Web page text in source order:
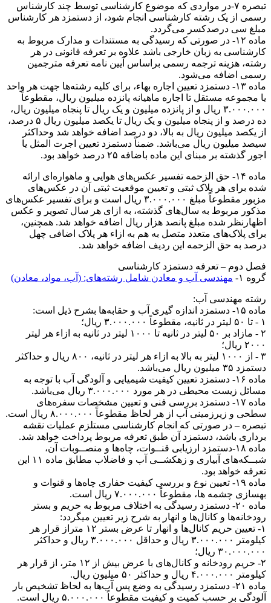
تبصره ۷-در مواردی که موضوع کارشناسی توسط چند کارشناس
رسمی از یک رشته کارشناسی انجام شود، از دستمزد هر کارشناس
مبلغ سی درصدکسر می‌گردد.
ماده ۱۲- در صورتی که رسیدگی به مستندات و مدارک مربوط به
کارشناسی به زبان خارجی باشد علاوه بر تعرفه قانونی در هر
رشته، هزینه ترجمه رسمی براساس آیین نامه تعرفه مترجمین
رسمی اضافه می‌شود.
ماده ۱۳- دستمزد تعیین اجاره بهاء، برای کلیه رشته‌ها جهت هر واحد
یا مجموعه مستقل تا اجاره ماهیانه پانزده میلیون ریال، مقطوعاً
۳.۰۰۰.۰۰۰ ریال و از پانزده میلیون و یک ریال تا پنجاه میلیون ریال،
ده درصد و از پنجاه میلیون و یک ریال تا یکصد میلیون ریال ۵ درصد،
از یکصد میلیون ریال به بالا، دو درصد اضافه خواهد شد وحداکثر
سیصد میلیون ریال می‌باشد. ضمناً دستمزد تعیین اجرت المثل یا
اجور گذشته بر مبنای این ماده باضافه ۲۵ درصد خواهد بود.
ماده ۱۴- حق الزحمه تفسیر عکس‌های هوايی و ماهواره‌ای ارائه
شده برای هر پلاک ثبتی و تعیین موقعیت ثبتی آن در عکس‌های
مزبور مقطوعاً مبلغ ۳.۰۰۰.۰۰۰ ریال است و برای تفسیر عکس‌های
مذکور مربوط به سال‌های گذشته، به ازای هر سال تصویر و عکس
اظهارنظر شده مبلغ پانصد هزار ریال اضافه خواهد شد. همچنین،
برای پلاک‌های متعدد متصل به هم به ازاء هر پلاک اضافی چهل
درصد به حق الزحمه این ردیف اضافه خواهد شد.
فصل دوم – تعرفه دستمزد کارشناسی
گروه ۱-
مهندسی آب و معادن شامل رشته‌های: (آب، مواد، معادن)
رشته مهندسی آب:
ماده ۱۵- دستمزد اندازه گیری آب و حقابه‌ها بشرح ذیل است:
۱ - تا ۵۰ لیتر در ثانیه، مقطوعاً ۳.۰۰۰.۰۰۰ ریال؛
۲ - مازاد بر ۵۰ لیتر در ثانیه تا ۱۰۰۰ لیتر در ثانیه به ازاء هر لیتر
۲۰۰۰ ریال؛
۳ - از ۱۰۰۰ لیتر به بالا به ازاء هر لیتر در ثانیه، ۸۰۰ ریال و حداکثر
دستمزد ۳۵ میلیون ریال می‌باشد.
ماده ۱۶- دستمزد تعیین کیفیت شیمیایی و آلودگی آب با توجه به
مسائل زیست محیطی در هر مورد ۳.۰۰۰.۰۰۰ ریال می‌باشد.
ماده ۱۷- دستمزد بررسی فنی و تعیین مشخصات سفره‌های
سطحی و زیرزمینی آب از هر لحاظ مقطوعاً ۸.۰۰۰.۰۰۰ ریال است.
تبصره – در صورتی که انجام کارشناسی مستلزم عملیات نقشه
برداری باشد، دستمزد آن طبق تعرفه مربوط پرداخت خواهد شد.
ماده ۱۸-دستمزد ارزیابی قنــوات، چاه‌ها و منصــوبات آن،
شبــکه‌های آبیاری و زهکشــی آب و فاضلاب مطابق ماده ۱۱ این
تعرفه خواهد بود.
ماده ۱۹- تعیین نوع و بررسی کیفیت حفاری چاه‌ها و قنوات و
بهسازی چشمه ها، مقطوعاً ۷.۰۰۰.۰۰۰ ریال است.
ماده ۲۰- دستمزد رسیدگی به اختلاف مربوط به حریم و بستر
رودخانه‌ها و کانال‌ها و انهار به شرح زیر تعیین میگردد:
۱- تعیین حریم کانال‌ها و انهار تا عرض بستر ۱۲ متراز قرار هر
کیلومتر ۳.۰۰۰.۰۰۰ ریال و حداقل ۳.۰۰۰.۰۰۰ ریال و حداکثر
۳۰.۰۰۰.۰۰۰ ریال؛
۲- حریم رودخانه و کانال‌های با عرض بیش از ۱۲ متر، از قرار هر
کیلومتر ۴.۰۰۰.۰۰۰ ریال و حداکثر ۵۰ میلیون ریال.
ماده ۲۱- دستمزد رسیدگی به وضع پس آب‌ها به لحاظ تشخیص بار
آلودگی بر حسب کمیت و کیفیت مقطوعاً ۵.۰۰۰.۰۰۰ ریال است.